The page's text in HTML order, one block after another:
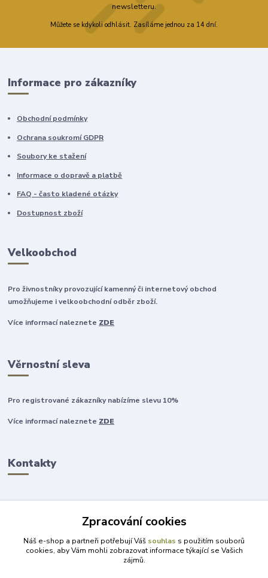
newsletteru.
Můžete se kdykoli odhlásit. Zasíláme jednou za 14 dní.
Informace pro zákazníky
Obchodní podmínky
Ochrana soukromí GDPR
Soubory ke stažení
Informace o dopravě a platbě
FAQ - často kladené otázky
Dostupnost zboží
Velkoobchod
Pro živnostníky provozující kamenný či internetový obchod
umožňujeme i velkoobchodní odběr zboží.
Více informací naleznete ZDE
Věrnostní sleva
Pro registrované zákazníky nabízíme slevu 10%
Více informací naleznete ZDE
Kontakty
+420 777 315 999
obchod@darky-pro-radost.cz
Zpracování cookies
Náš e-shop a partneři potřebují Váš souhlas s použitím souborů
cookies, aby Vám mohli zobrazovat informace týkající se Vašich
zájmů.